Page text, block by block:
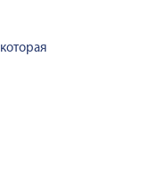
которая